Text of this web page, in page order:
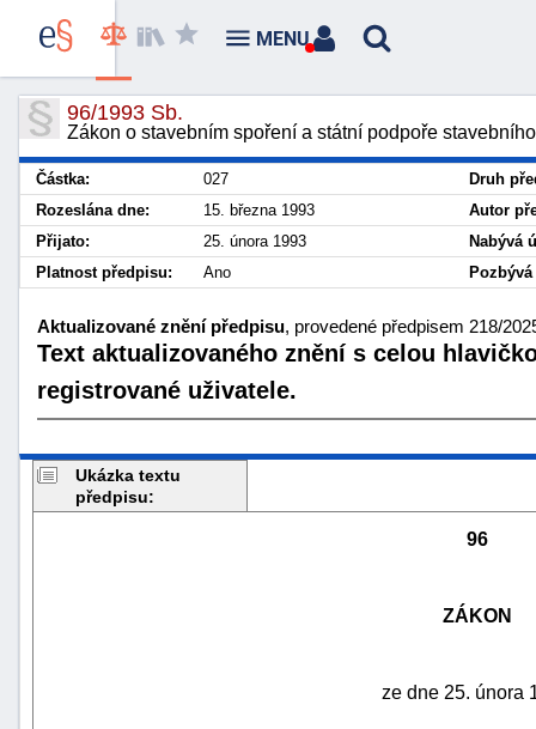
96/1993 Sb.
Zákon o stavebním spoření a státní podpoře
Částka: 027
Druh
Rozeslána dne:
15. března 1993
Autor
Přijato:
25. února 1993
Nabývá
Platnost předpisu:
Ano
Aktualizované znění předpisu, provedené předpisem 218/
Text aktualizovaného znění s celou
registrované uživatele.
Ukázka textu
předpisu:
96
ZÁKON
ze dne 25. února
MENU